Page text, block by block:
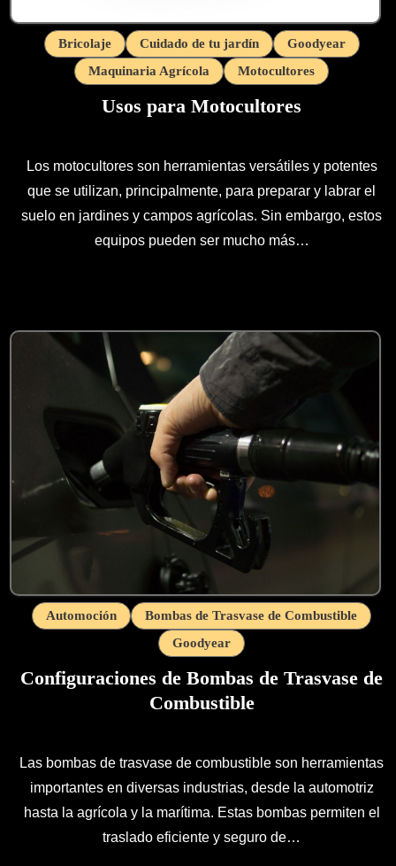
Bricolaje Cuidado de tu jardín
Goodyear
Maquinaria Agrícola
Motocultores
Usos para Motocultores
Los motocultores son herramientas versátiles y potentes
que se utilizan, principalmente, para preparar y labrar el
suelo en jardines y campos agrícolas. Sin embargo, estos
equipos pueden ser mucho más…
Automoción
Bombas de Trasvase de Combustible
Goodyear
Configuraciones de Bombas de Trasvase de
Combustible
Las bombas de trasvase de combustible son herramientas
importantes en diversas industrias, desde la automotriz
hasta la agrícola y la marítima. Estas bombas permiten el
traslado eficiente y seguro de…